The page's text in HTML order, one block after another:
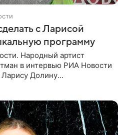
с Ларисой
программу
Народный артист
в интервью РИА Новости
Ларису Долину